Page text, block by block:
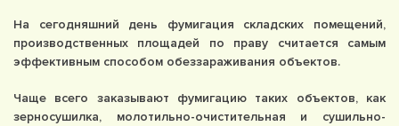
На сегодняшний день фумигация складских помещений,
производственных площадей по праву считается самым
эффективным способом обеззараживания объектов.
Чаще всего заказывают фумигацию таких объектов, как
зерносушилка, молотильно-очистительная и сушильно-